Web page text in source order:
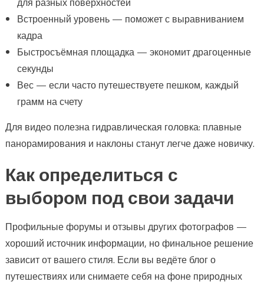
Встроенный уровень — поможет с выравниванием
кадра
Быстросъёмная площадка — экономит драгоценные
секунды
Вес — если часто путешествуете пешком, каждый
грамм на счету
Для видео полезна гидравлическая головка: плавные
панорамирования и наклоны станут легче даже новичку.
Как определиться с
выбором под свои задачи
Профильные форумы и отзывы других фотографов —
хороший источник информации, но финальное решение
зависит от вашего стиля. Если вы ведёте блог о
путешествиях или снимаете себя на фоне природных